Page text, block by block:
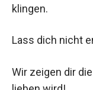
klingen.
Lass dich nicht
Wir zeigen dir